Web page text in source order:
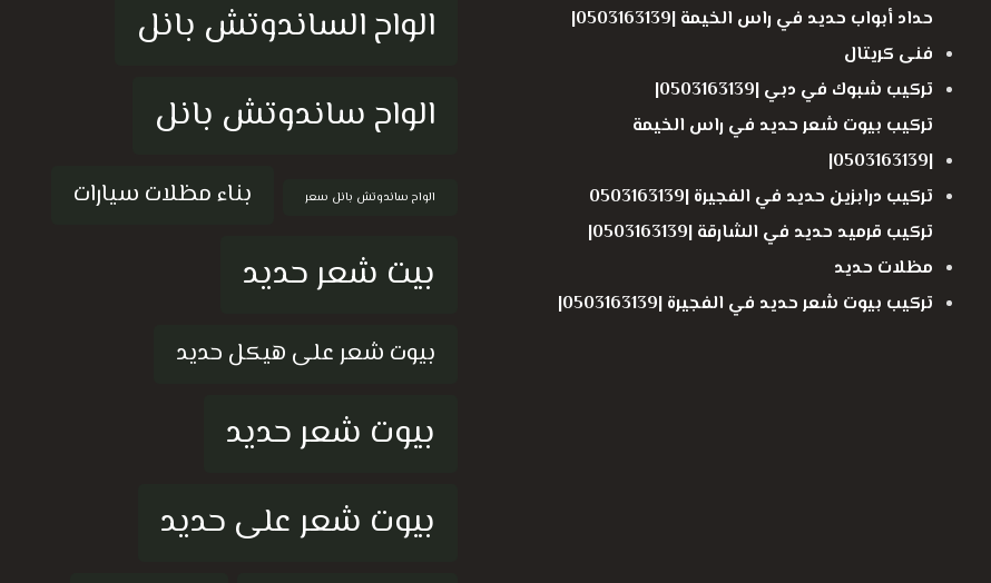
حداد أبواب حديد في راس الخيمة |0503163139|
فنى كريتال
تركيب شبوك في دبي |0503163139|
تركيب بيوت شعر حديد في راس الخيمة
|0503163139|
تركيب درابزين حديد في الفجيرة |0503163139
تركيب قرميد حديد في الشارقة |0503163139|
مظلات حديد
تركيب بيوت شعر حديد في الفجيرة |0503163139|
الواح الساندوتش بانل
الواح ساندوتش بانل
الواح ساندوتش بانل سعر بناء مظلات سيارات
بيت شعر حديد
بيوت شعر على هيكل حديد
بيوت شعر حديد
بيوت شعر على حديد